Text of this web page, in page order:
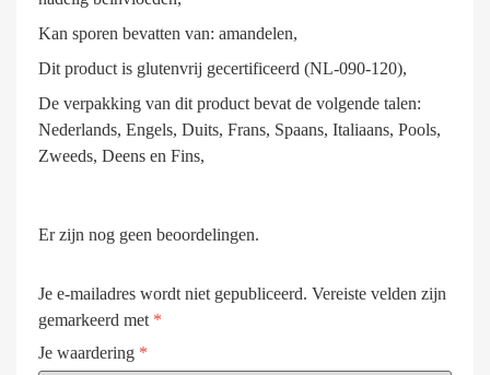
Kan sporen bevatten van: amandelen,
Dit product is glutenvrij gecertificeerd (NL-090-120),
De verpakking van dit product bevat de volgende talen:
Nederlands, Engels, Duits, Frans, Spaans, Italiaans, Pools,
Zweeds, Deens en Fins,
Er zijn nog geen beoordelingen.
Je e-mailadres wordt niet gepubliceerd. Vereiste velden zijn
gemarkeerd met *
Je waardering *